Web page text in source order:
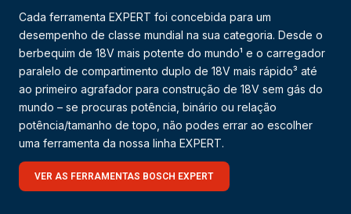
Cada ferramenta EXPERT foi concebida para um
desempenho de classe mundial na sua categoria. Desde o
berbequim de 18V mais potente do mundo¹ e o carregador
paralelo de compartimento duplo de 18V mais rápido³ até
ao primeiro agrafador para construção de 18V sem gás do
mundo – se procuras potência, binário ou relação
potência/tamanho de topo, não podes errar ao escolher
uma ferramenta da nossa linha EXPERT.
VER AS FERRAMENTAS BOSCH EXPERT